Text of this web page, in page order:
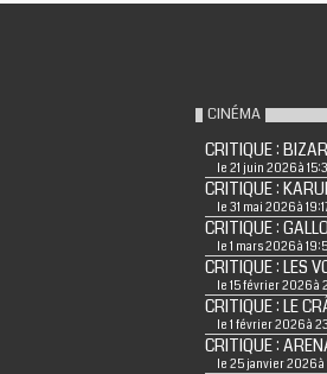
CINÉMA
CRITIQUE :
le 21 juin 2026 à
CRITIQUE :
le 31 mai 2026 à
CRITIQUE :
le 1 mars 2026 à
CRITIQUE : LES
le 15 février 2026 à
CRITIQUE : LE
le 1 février 2026 à
CRITIQUE :
le 25 janvier 2026